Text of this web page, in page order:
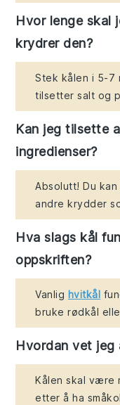
Hvor lenge skal
krydrer den?
Stek kålen i 5-7
tilsetter salt og
Kan jeg tilsette
ingredienser?
Absolutt! Du
andre krydder
Hva slags kål
oppskriften?
Vanlig hvitkål
bruke rødkål
Hvordan vet
Kålen skal være
etter å ha